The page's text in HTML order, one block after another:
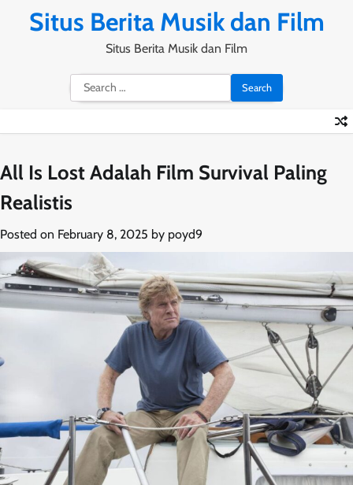
Situs Berita Musik dan Film
Situs Berita Musik dan Film
Search
for:
All Is Lost Adalah Film Survival Paling
Realistis
Posted on February 8, 2025 by poyd9